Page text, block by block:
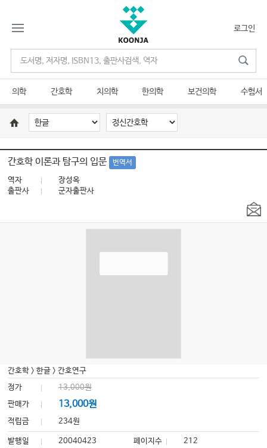
로그인
의학 간호학 치의학 한의학 보건의학 수험서
간호학 이론과 탐구의 입문 번역서
역자
장성옥
출판사
군자출판사
간호학 >한글 >간호연구
정가
13,000원
판매가
13,000원
적립금 234원
발행일 20040423 페이지수
212